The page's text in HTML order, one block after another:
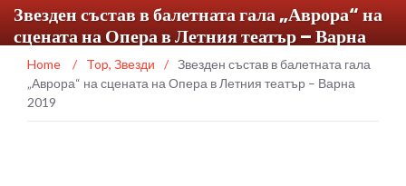
Звезден състав в балетната гала „Аврора“ на
сцената на Опера в Летния театър – Варна
2019
Home / Top, Звезди / Звезден състав в балетната гала
„Аврора“ на сцената на Опера в Летния театър – Варна
2019